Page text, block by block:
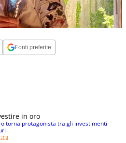
Fonti preferite
in oro
torna protagonista tra gli investimenti